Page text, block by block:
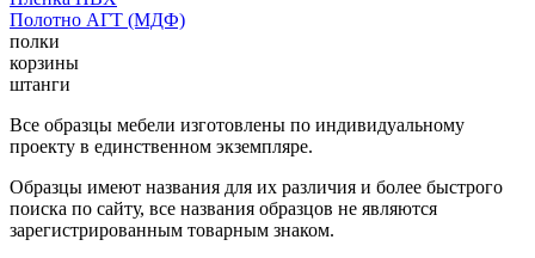
Полотно АГТ (МДФ)
полки
корзины
штанги
Все образцы мебели изготовлены по индивидуальному
проекту в единственном экземпляре.
Образцы имеют названия для их различия и более быстрого
поиска по сайту, все названия образцов не являются
зарегистрированным товарным знаком.